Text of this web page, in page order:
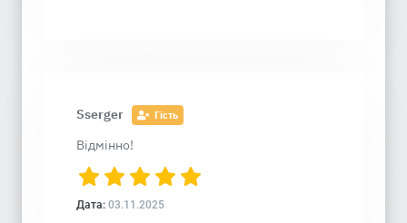
Sserger Гість
Відмінно!
Дата: 03.11.2025